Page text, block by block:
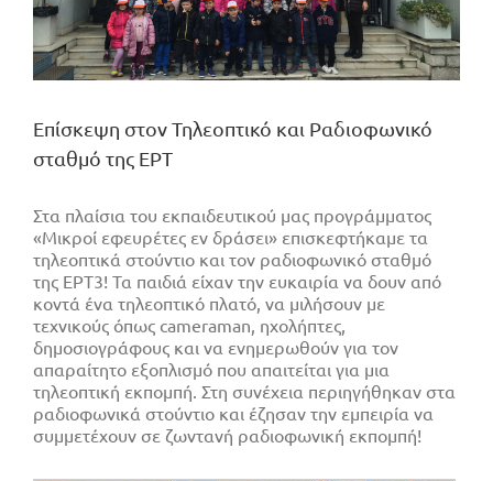
Επίσκεψη στον Τηλεοπτικό και Ραδιοφωνικό
σταθμό της ΕΡΤ
Στα πλαίσια του εκπαιδευτικού μας προγράμματος
«Μικροί εφευρέτες εν δράσει» επισκεφτήκαμε τα
τηλεοπτικά στούντιο και τον ραδιοφωνικό σταθμό
της ΕΡΤ3! Τα παιδιά είχαν την ευκαιρία να δουν από
κοντά ένα τηλεοπτικό πλατό, να μιλήσουν με
τεχνικούς όπως cameraman, ηχολήπτες,
δημοσιογράφους και να ενημερωθούν για τον
απαραίτητο εξοπλισμό που απαιτείται για μια
τηλεοπτική εκπομπή. Στη συνέχεια περιηγήθηκαν στα
ραδιοφωνικά στούντιο και έζησαν την εμπειρία να
συμμετέχουν σε ζωντανή ραδιοφωνική εκπομπή!